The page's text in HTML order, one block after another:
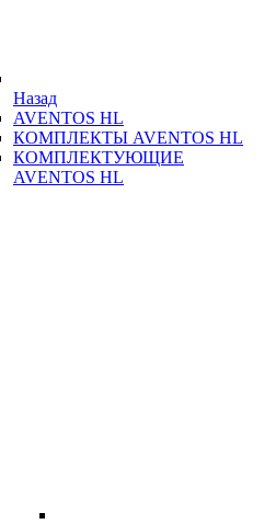
Назад
AVENTOS HL
КОМПЛЕКТЫ AVENTOS HL
КОМПЛЕКТУЮЩИЕ
AVENTOS HL